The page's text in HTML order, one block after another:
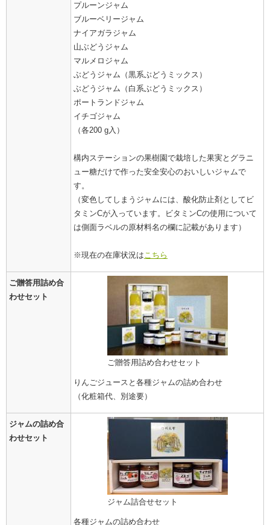
プルーンジャム
ブルーベリージャム
ナイアガラジャム
山ぶどうジャム
マルメロジャム
ぶどうジャム（黒系ぶどうミックス）
ぶどうジャム（白系ぶどうミックス）
ポートランドジャム
イチゴジャム
（各200 g入）
構内ステーションの果樹園で栽培した果実とグラニ
ュー糖だけで作った安全安心のおいしいジャムで
す。
（変色してしまうジャムには、酸化防止剤としてビ
タミンCが入っています。ビタミンCの使用について
は側面ラベルの原材料名の欄に記載があります）
※現在の在庫状況はこちら
ご贈答用詰め合
わせセット
ご贈答用詰め合わせセット
りんごジュースと各種ジャムの詰め合わせ
（化粧箱代、別途要）
ジャムの詰め合
わせセット
ジャム詰合せセット
各種ジャムの詰め合わせ